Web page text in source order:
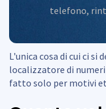
telefono,
L'unica cosa di cui ci si
localizzatore di
fatto solo per motivi